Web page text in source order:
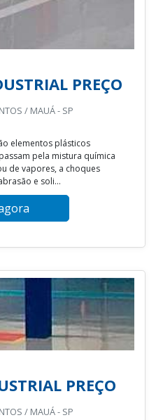
PREÇO
/ MAUÁ - SP
elementos plásticos
pela mistura química
de vapores, a choques
e soli...
PREÇO
/ MAUÁ - SP